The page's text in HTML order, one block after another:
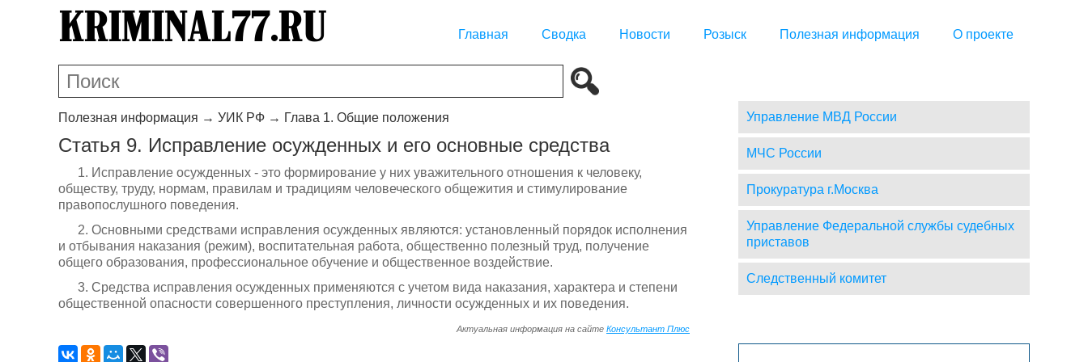
Главная Сводка Новости Розыск Полезная информация О проекте
Полезная информация → УИК РФ → Глава 1. Общие положения
Статья 9. Исправление осужденных и его основные средства
1. Исправление осужденных - это формирование у них уважительного отношения к человеку,
обществу, труду, нормам, правилам и традициям человеческого общежития и стимулирование
правопослушного поведения.
2. Основными средствами исправления осужденных являются: установленный порядок исполнения
и отбывания наказания (режим), воспитательная работа, общественно полезный труд, получение
общего образования, профессиональное обучение и общественное воздействие.
3. Средства исправления осужденных применяются с учетом вида наказания, характера и степени
общественной опасности совершенного преступления, личности осужденных и их поведения.
Актуальная информация на сайте Консультант Плюс
Управление МВД России
МЧС России
Прокуратура г.Москва
Управление Федеральной службы судебных
приставов
Следственный комитет